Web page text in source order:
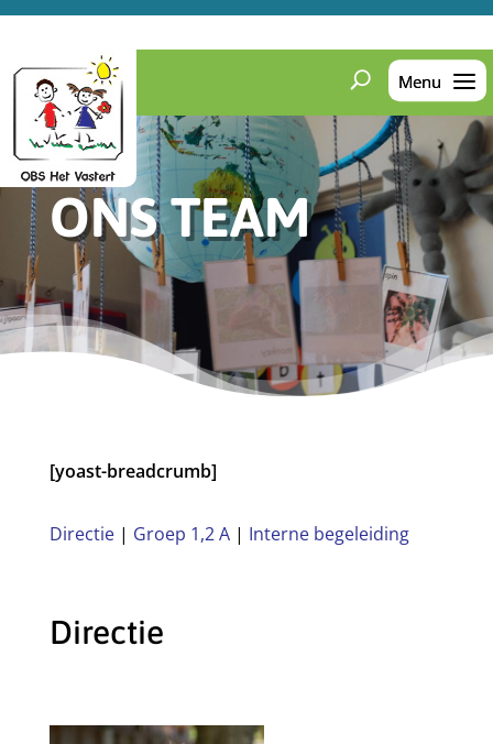
ONS TEAM
[yoast-breadcrumb]
Directie| Groep 1,2 A| Interne begeleiding
Directie